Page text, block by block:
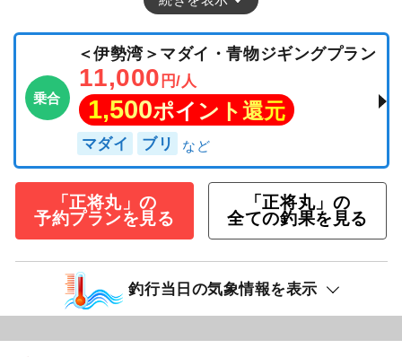
乗合
＜伊勢湾＞マダイ・青物ジギングプラン
11,000 円/人
1,500ポイント還元
マダイ ブリ
「正将丸」の
予約プランを見る
「正将丸」の
全ての釣果を見る
釣行当日の気象情報を表示